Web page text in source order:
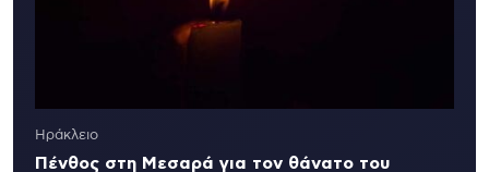
Ηράκλειο
Πένθος στη Μεσαρά για τον θάνατο του